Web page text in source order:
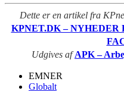
Dette er en artikel fra
KPNET.DK –
Udgives afAPK –
EMNER
Globalt